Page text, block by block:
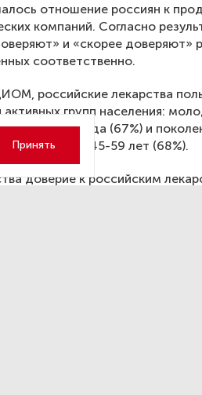
отношение россиян к
компаний. Согласно
и «скорее доверяют»
соответственно.
российские лекарства
групп населения:
25-34 года (67%) и
в возрасте 45-59 лет (68%).
доверие к российским
Принять